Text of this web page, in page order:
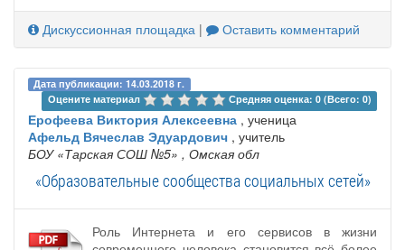
Дискуссионная площадка | Оставить комментарий
Дата публикации: 14.03.2018 г.
Оцените материал
Средняя оценка: 0 (Всего: 0)
Ерофеева Виктория Алексеевна , ученица
Афельд Вячеслав Эдуардович , учитель
БОУ «Тарская СОШ №5» , Омская обл
«Образовательные сообщества социальных сетей»
Роль Интернета и его сервисов в жизни